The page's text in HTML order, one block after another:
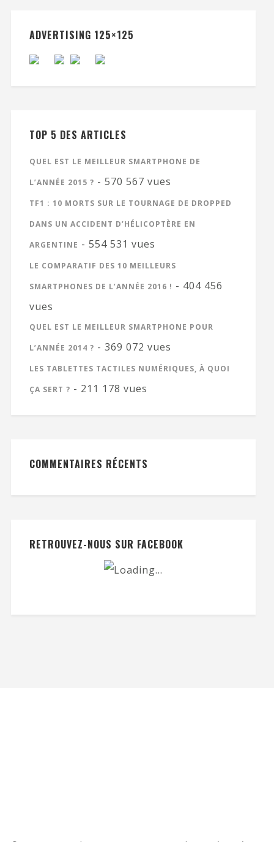
ADVERTISING 125×125
TOP 5 DES ARTICLES
QUEL EST LE MEILLEUR SMARTPHONE DE
L’ANNÉE 2015 ? - 570 567 vues
TF1 : 10 MORTS SUR LE TOURNAGE DE DROPPED
DANS UN ACCIDENT D’HÉLICOPTÈRE EN
ARGENTINE - 554 531 vues
LE COMPARATIF DES 10 MEILLEURS
SMARTPHONES DE L’ANNÉE 2016 ! - 404 456
vues
QUEL EST LE MEILLEUR SMARTPHONE POUR
L’ANNÉE 2014 ? - 369 072 vues
LES TABLETTES TACTILES NUMÉRIQUES, À QUOI
ÇA SERT ? - 211 178 vues
COMMENTAIRES RÉCENTS
RETROUVEZ-NOUS SUR FACEBOOK